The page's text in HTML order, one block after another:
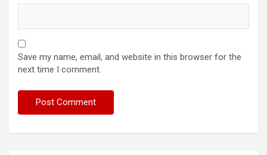
Save my name, email, and website in this browser for the
next time I comment.